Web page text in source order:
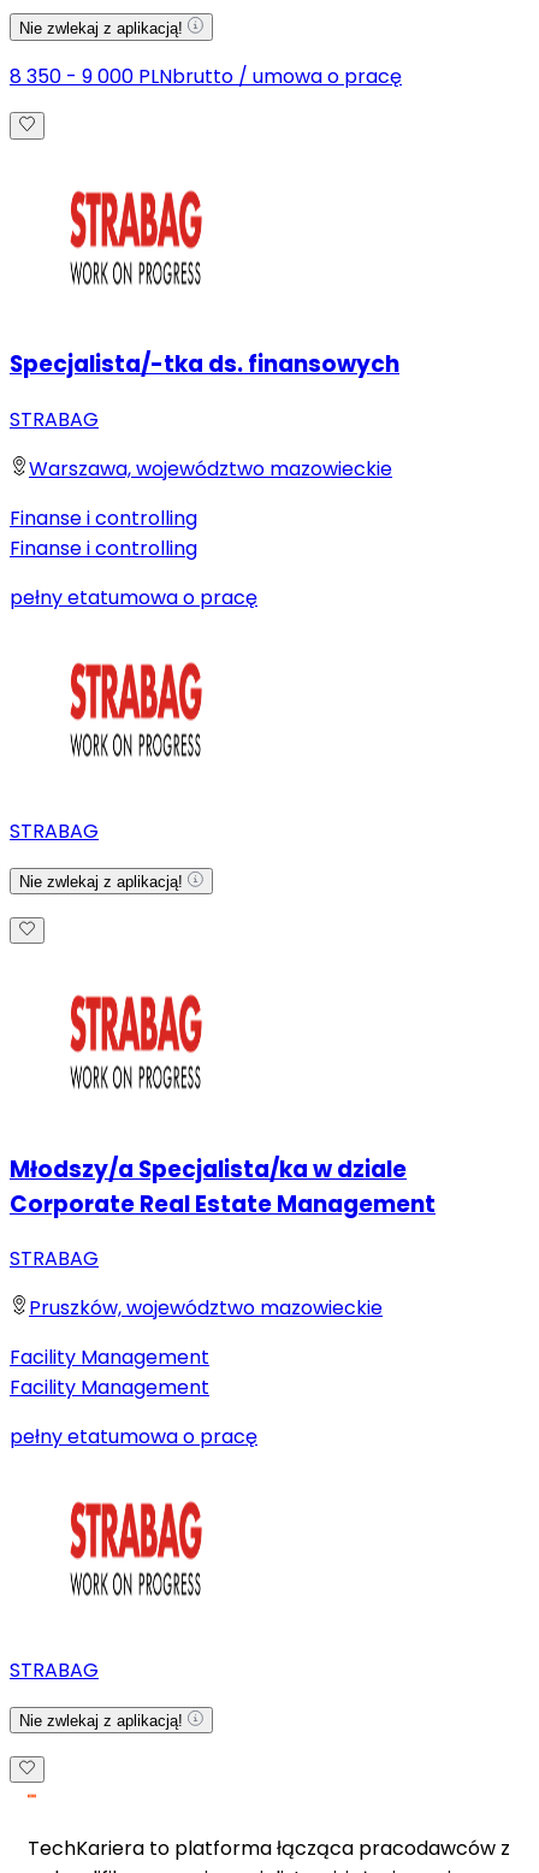
Nie zwlekaj z aplikacją!
8 350 - 9 000 PLNbrutto / umowa o pracę
Specjalista/-tka ds. finansowych
STRABAG
Warszawa, województwo mazowieckie
Finanse i controlling
Finanse i controlling
pełny etatumowa o pracę
STRABAG
Nie zwlekaj z aplikacją!
Młodszy/a Specjalista/ka w dziale
Corporate Real Estate Management
STRABAG
Pruszków, województwo mazowieckie
Facility Management
Facility Management
pełny etatumowa o pracę
STRABAG
Nie zwlekaj z aplikacją!
TechKariera to platforma łącząca pracodawców z